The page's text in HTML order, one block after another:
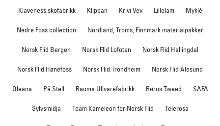
Klaveness skofabrikk Klippan Krivi Vev Lillelam Myklé
Nedre Foss collection Nordland, Troms, Finnmark materialpakker
Norsk Flid Bergen Norsk Flid Lofoten Norsk Flid Hallingdal
Norsk Flid Hønefoss Norsk Flid Trondheim Norsk Flid Ålesund
Oleana På Stell Rauma Ullvarefabrikk Røros Tweed SAFA
Sylvsmidja Team Kameleon for Norsk Flid Telerosa